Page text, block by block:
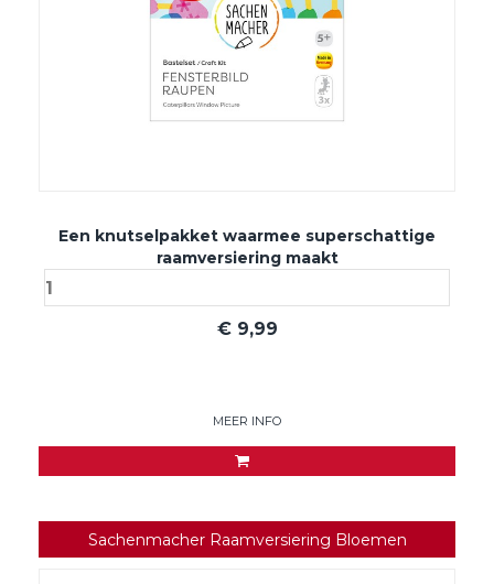
Een knutselpakket waarmee superschattige
raamversiering maakt
€ 9,99
MEER INFO
Sachenmacher Raamversiering Bloemen